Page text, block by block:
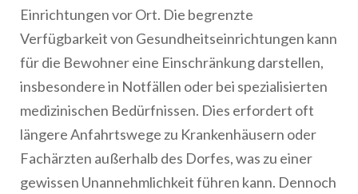
Einrichtungen vor Ort. Die begrenzte
Verfügbarkeit von Gesundheitseinrichtungen kann
für die Bewohner eine Einschränkung darstellen,
insbesondere in Notfällen oder bei spezialisierten
medizinischen Bedürfnissen. Dies erfordert oft
längere Anfahrtswege zu Krankenhäusern oder
Fachärzten außerhalb des Dorfes, was zu einer
gewissen Unannehmlichkeit führen kann. Dennoch